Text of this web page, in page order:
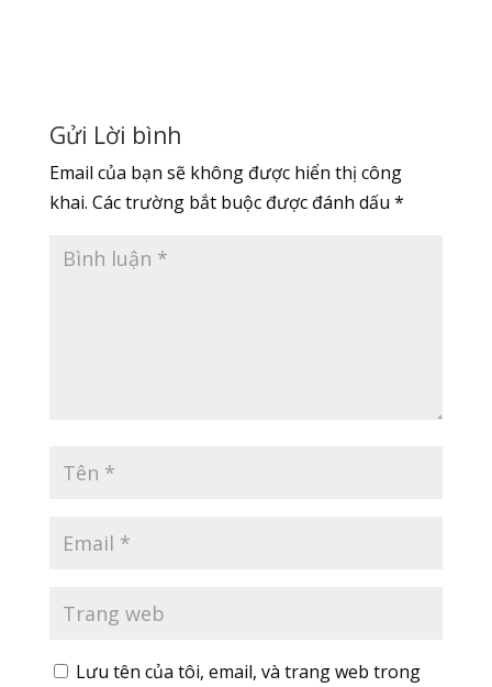
Gửi Lời bình
Email của bạn sẽ không được hiển thị công
khai. Các trường bắt buộc được đánh dấu *
Lưu tên của tôi, email, và trang web trong